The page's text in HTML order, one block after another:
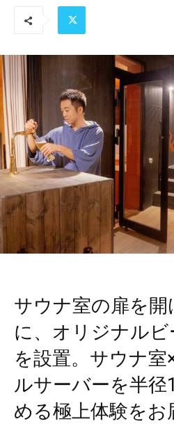
サウナ室の扉を
に、オリジナル
を設置。サウナ室
ルサーバーを半径
める極上体験をお